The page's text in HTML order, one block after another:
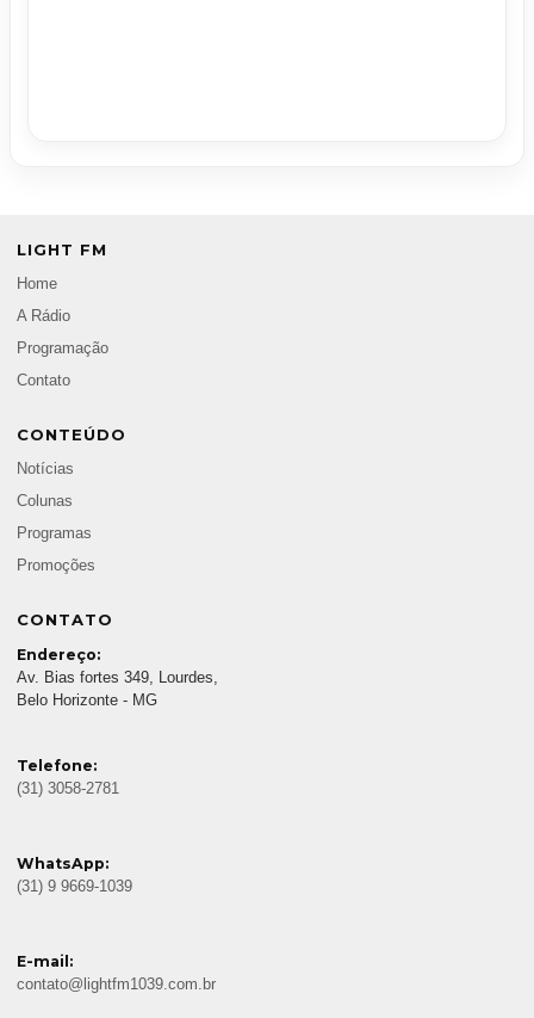
LIGHT FM
Home
A Rádio
Programação
Contato
CONTEÚDO
Notícias
Colunas
Programas
Promoções
CONTATO
Endereço:
Av. Bias fortes 349, Lourdes,
Belo Horizonte - MG
Telefone:
(31) 3058-2781
WhatsApp:
(31) 9 9669-1039
E-mail:
contato@lightfm1039.com.br